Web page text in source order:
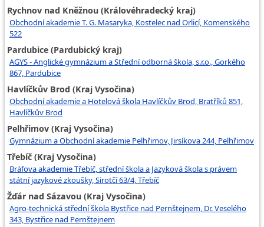
Rychnov nad Kněžnou (Královéhradecký kraj)
Obchodní akademie T. G. Masaryka, Kostelec nad Orlicí, Komenského
522
Pardubice (Pardubický kraj)
AGYS - Anglické gymnázium a Střední odborná škola, s.r.o., Gorkého
867, Pardubice
Havlíčkův Brod (Kraj Vysočina)
Obchodní akademie a Hotelová škola Havlíčkův Brod, Bratříků 851,
Havlíčkův Brod
Pelhřimov (Kraj Vysočina)
Gymnázium a Obchodní akademie Pelhřimov, Jirsíkova 244, Pelhřimov
Třebíč (Kraj Vysočina)
Bráfova akademie Třebíč, střední škola a Jazyková škola s právem
státní jazykové zkoušky, Sirotčí 63/4, Třebíč
Žďár nad Sázavou (Kraj Vysočina)
Agro-technická střední škola Bystřice nad Pernštejnem, Dr. Veselého
343, Bystřice nad Pernštejnem